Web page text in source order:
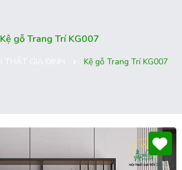
Kệ gỗ Trang Trí KG007
Kệ gỗ Trang Trí KG007